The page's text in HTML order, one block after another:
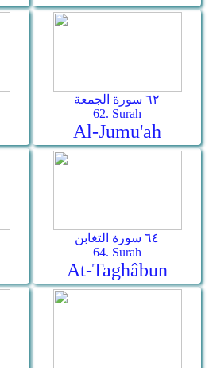
٦٢ سورة الجمعة
62. Surah
Al-Jumu'ah
٦٤ سورة التغابن
64. Surah
At-Taghâbun